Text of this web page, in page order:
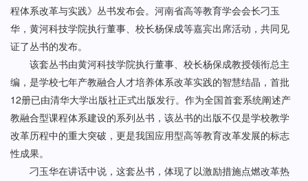
程体系改革与实践》丛书发布会。河南省高等教育学会会长刁玉
华，黄河科技学院执行董事、校长杨保成等嘉宾出席活动，共同见
证了丛书的发布。
该套丛书由黄河科技学院执行董事、校长杨保成教授领衔总主
编，是学校七年产教融合人才培养体系改革实践的智慧结晶，首批
12册已由清华大学出版社正式出版发行。作为全国首套系统阐述产
教融合型课程体系建设的系列丛书，该丛书的出版不仅是学校教学
改革历程中的重大突破，更是我国应用型高等教育改革发展的标志
性成果。
刁玉华在讲话中说，这套丛书，体现了以激励措施点燃改革热